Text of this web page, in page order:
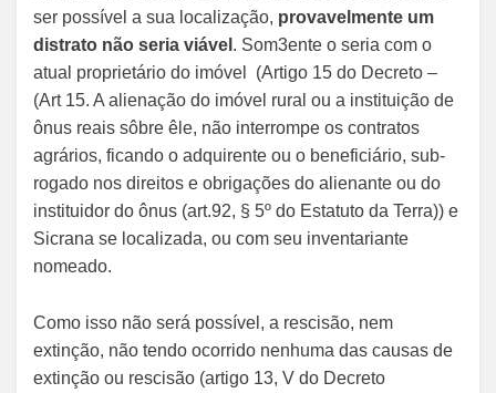
ser possível a sua localização, provavelmente um
distrato não seria viável . Som3ente o seria com o
atual proprietário do imóvel (Artigo 15 do Decreto –
(Art 15. A alienação do imóvel rural ou a instituição de
ônus reais sôbre êle, não interrompe os contratos
agrários, ficando o adquirente ou o beneficiário, sub-
rogado nos direitos e obrigações do alienante ou do
instituidor do ônus (art.92, § 5º do Estatuto da Terra)) e
Sicrana se localizada, ou com seu inventariante
nomeado.
Como isso não será possível, a rescisão, nem
extinção, não tendo ocorrido nenhuma das causas de
extinção ou rescisão (artigo 13, V do Decreto